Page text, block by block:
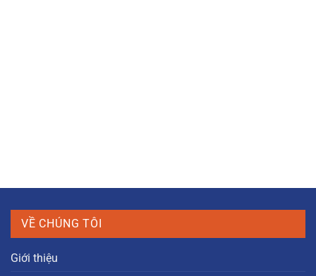
VỀ CHÚNG TÔI
Giới thiệu